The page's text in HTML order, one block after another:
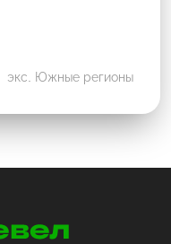
экс. Южные регионы